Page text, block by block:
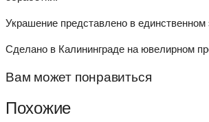
Украшение представлено в единственном
Сделано в Калининграде на ювелирном
Вам может понравиться
Похожие